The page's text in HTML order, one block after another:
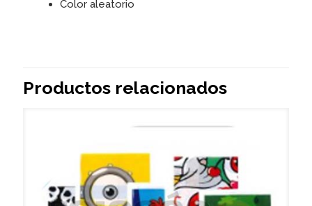
Color aleatorio
Productos relacionados